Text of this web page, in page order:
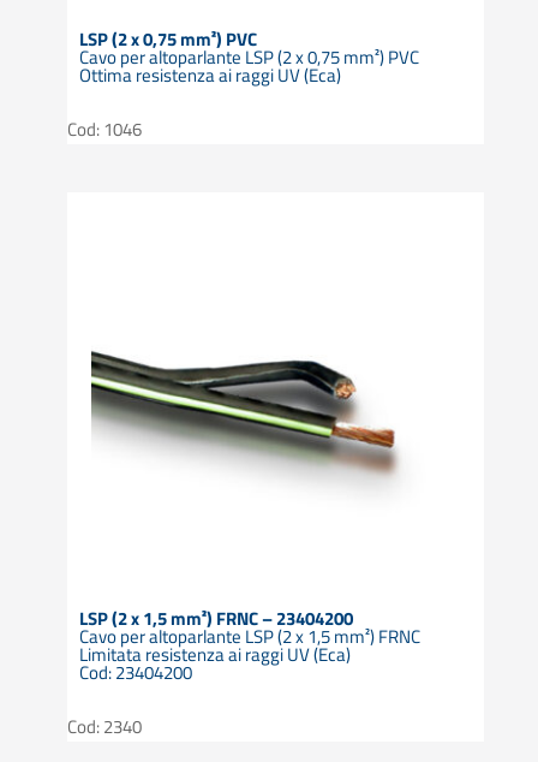
LSP (2 x 0,75 mm²) PVC
Cavo per altoparlante LSP (2 x 0,75 mm²) PVC
Ottima resistenza ai raggi UV (Eca)
Cod: 1046
LSP (2 x 1,5 mm²) FRNC – 23404200
Cavo per altoparlante LSP (2 x 1,5 mm²) FRNC
Limitata resistenza ai raggi UV (Eca)
Cod: 23404200
Cod: 2340